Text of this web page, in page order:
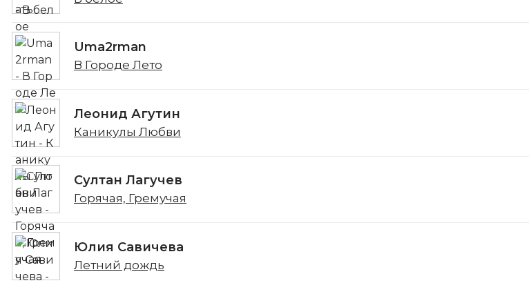
Uma2rman
В Городе Лето
Леонид Агутин
Каникулы Любви
Султан Лагучев
Горячая, Гремучая
Юлия Савичева
Летний дождь